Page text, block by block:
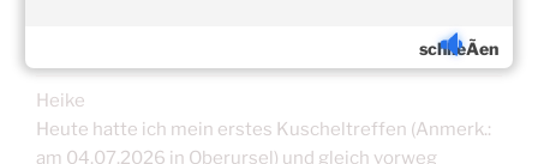
Heike
Heute hatte ich mein erstes Kuscheltreffen (Anmerk.:
am 04.07.2026 in Oberursel) und gleich vorweg
schlieÃen